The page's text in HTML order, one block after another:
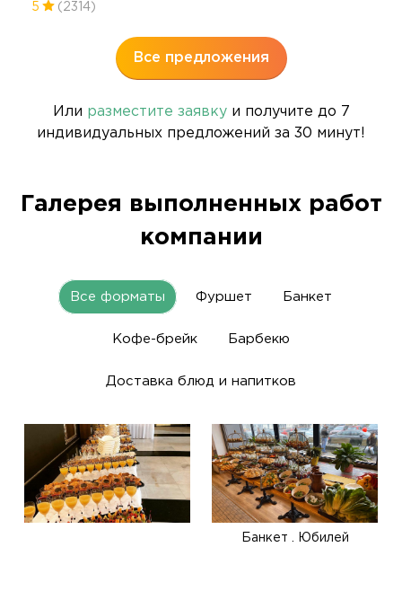
5 (2314)
Все предложения
Или разместите заявкуи получите до 7
индивидуальных предложений за 30 минут!
Галерея выполненных работ
компании
Все форматы Фуршет Банкет
Кофе-брейк Барбекю
Доставка блюд и напитков
Банкет . Юбилей